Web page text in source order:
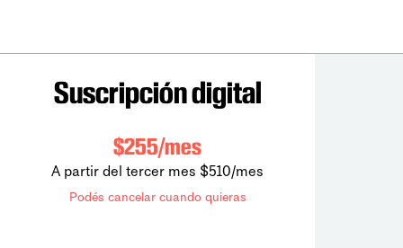
Suscripción digital
$255/mes
A partir del tercer mes $510/mes
Podés cancelar cuando quieras